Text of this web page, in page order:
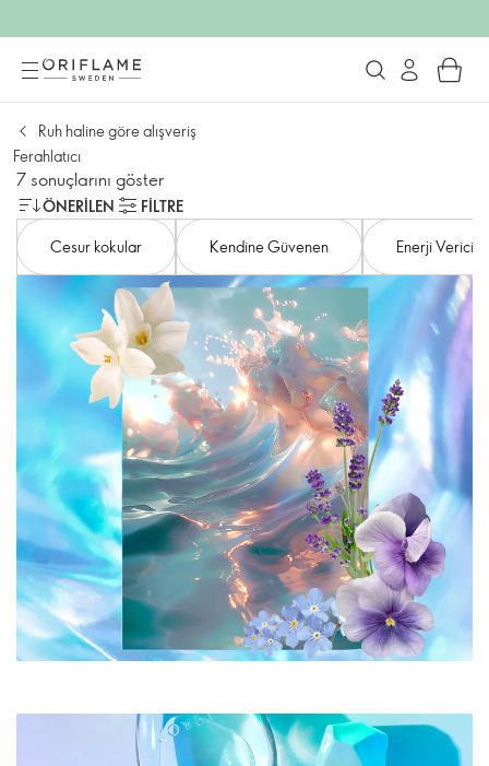
Ruh haline göre alışveriş
Ferahlatıcı
7 sonuçlarını göster
ÖNERILEN
FILTRE
Cesur kokular
Kendine Güvenen Enerji Verici